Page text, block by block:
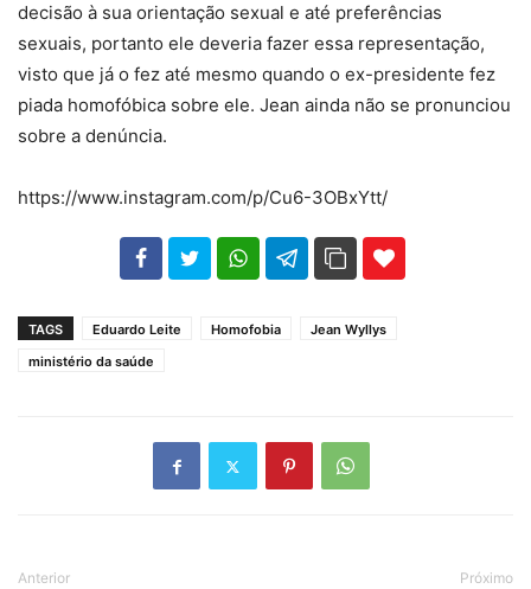
decisão à sua orientação sexual e até preferências
sexuais, portanto ele deveria fazer essa representação,
visto que já o fez até mesmo quando o ex-presidente fez
piada homofóbica sobre ele. Jean ainda não se pronunciou
sobre a denúncia.
https://www.instagram.com/p/Cu6-3OBxYtt/
102 35
TAGS Eduardo Leite Homofobia
Jean Wyllys
ministério da saúde
Anterior Próximo